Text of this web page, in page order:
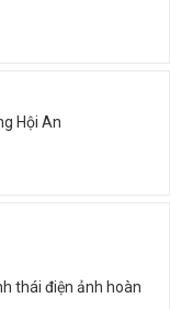
Hội An
thái điện ảnh hoàn